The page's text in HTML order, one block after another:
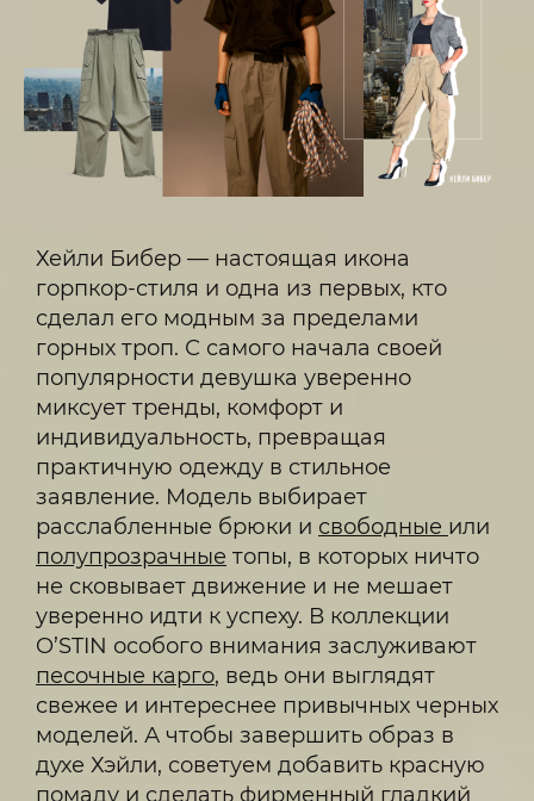
Хейли Бибер — настоящая икона
горпкор-стиля и одна из первых, кто
сделал его модным за пределами
горных троп. С самого начала своей
популярности девушка уверенно
миксует тренды, комфорт и
индивидуальность, превращая
практичную одежду в стильное
заявление. Модель выбирает
расслабленные брюки и свободные или
полупрозрачные топы, в которых ничто
не сковывает движение и не мешает
уверенно идти к успеху. В коллекции
O’STIN особого внимания заслуживают
песочные карго, ведь они выглядят
свежее и интереснее привычных черных
моделей. А чтобы завершить образ в
духе Хэйли, советуем добавить красную
помаду и сделать фирменный гладкий